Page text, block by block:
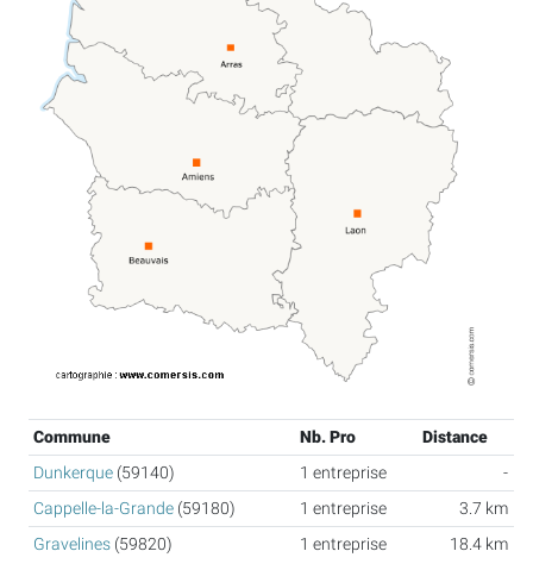
Commune Nb. Pro
Distance
Dunkerque (59140) 1 entreprise
-
Cappelle-la-Grande (59180) 1 entreprise
3.7 km
Gravelines (59820) 1 entreprise 18.4 km